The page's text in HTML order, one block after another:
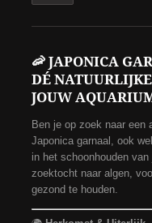
🦐 JAPONICA
DÉ
JOUW
Ben je op zoek naar een
Japonica garnaal, ook
in het schoonhouden
zoektocht naar algen,
gezond te houden.